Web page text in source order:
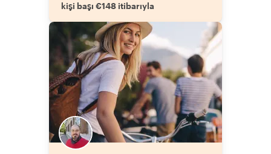
kişi başı €148 itibarıyla